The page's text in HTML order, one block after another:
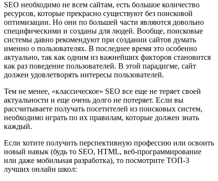
SEO необходимо не всем сайтам, есть большое количество
ресурсов, которые прекрасно существуют без поисковой
оптимизации. Но они по большей части являются довольно
специфическими и созданы для людей. Вообще, поисковые
системы давно рекомендуют при создании сайтов думать
именно о пользователях. В последнее время это особенно
актуально, так как одним из важнейших факторов становится
как раз поведение пользователей. В этой парадигме, сайт
должен удовлетворять интересы пользователей.
Тем не менее, «классическое» SEO все еще не теряет своей
актуальности и еще очень долго не потеряет. Если вы
рассчитываете получать посетителей из поисковых систем,
необходимо играть по их правилам, которые должен знать
каждый.
Если хотите получить перспективную профессию или освоить
новый навык (будь то SEO, HTML, веб-программирование
или даже мобильная разработка), то посмотрите ТОП-3
лучших онлайн школ: